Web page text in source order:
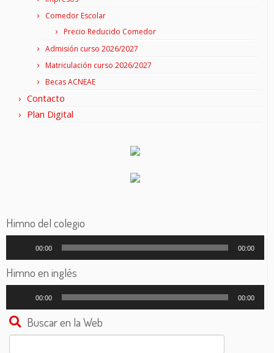
Comedor Escolar
Precio Reducido Comedor
Admisión curso 2026/2027
Matriculación curso 2026/2027
Becas ACNEAE
Contacto
Plan Digital
Himno del colegio
audio
00:00 00:00
Himno en inglés
audio
00:00 00:00
Buscar en la Web